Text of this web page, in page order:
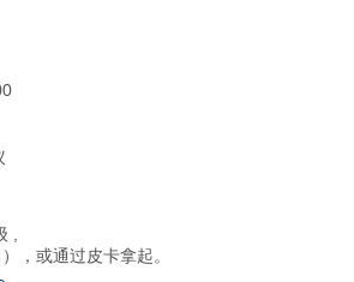
,
，或通过皮卡拿起。